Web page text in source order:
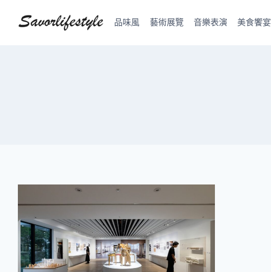
品味風 藝術展覽 音樂表演 美食饗宴